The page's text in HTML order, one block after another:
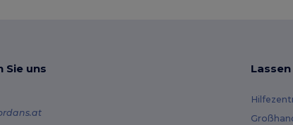
Sie uns